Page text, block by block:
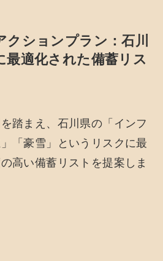
クションプラン：石川
最適化された備蓄リス
踏まえ、石川県の「インフ
「豪雪」というリスクに最
高い備蓄リストを提案しま